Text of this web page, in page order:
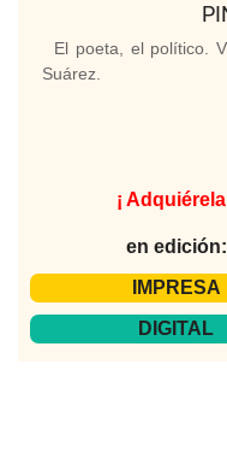
El poeta, el político.
Suárez.
¡
en edición:
IMPRESA
DIGITAL